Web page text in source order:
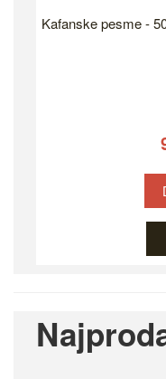
Kafanske pesme -